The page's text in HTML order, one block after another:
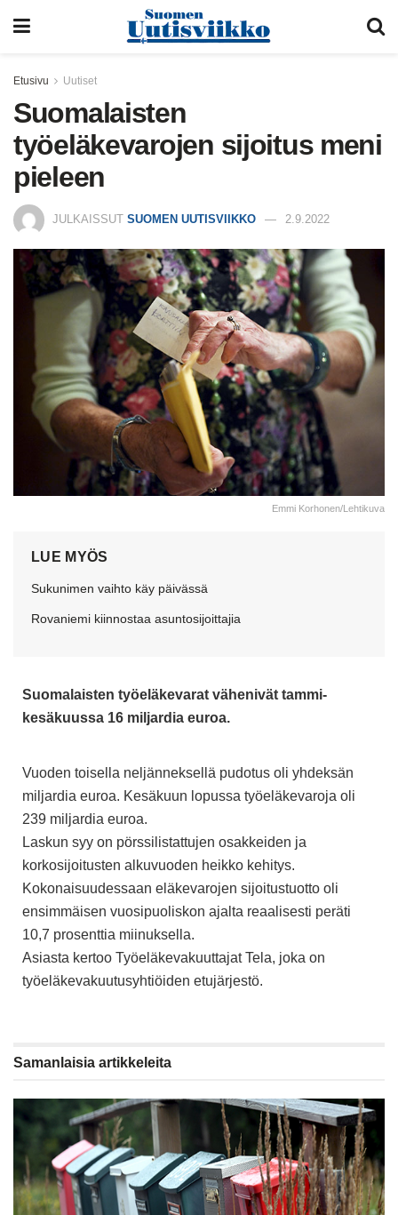
Etusivu Uutiset
Suomalaisten
työeläkevarojen sijoitus meni
pieleen
JULKAISSUT SUOMEN UUTISVIIKKO 2.9.2022
Emmi Korhonen/Lehtikuva
LUE MYÖS
Sukunimen vaihto käy päivässä
Rovaniemi kiinnostaa asuntosijoittajia
Suomalaisten työeläkevarat vähenivät tammi-
kesäkuussa 16 miljardia euroa.
Vuoden toisella neljänneksellä pudotus oli yhdeksän
miljardia euroa. Kesäkuun lopussa työeläkevaroja oli
239 miljardia euroa.
Laskun syy on pörssilistattujen osakkeiden ja
korkosijoitusten alkuvuoden heikko kehitys.
Kokonaisuudessaan eläkevarojen sijoitustuotto oli
ensimmäisen vuosipuoliskon ajalta reaalisesti peräti
10,7 prosenttia miinuksella.
Asiasta kertoo Työeläkevakuuttajat Tela, joka on
työeläkevakuutusyhtiöiden etujärjestö.
Samanlaisia artikkeleita